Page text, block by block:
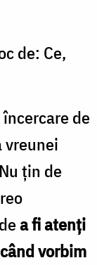
de: Ce,
de
vreunei
ţin de
a fi atenţi
vorbim